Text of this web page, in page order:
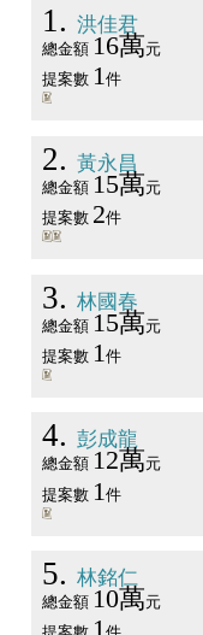
1 洪佳君
總金額 16萬元
提案數 1 件
2 黃永昌
總金額 15萬元
提案數 2件
3 林國春
總金額 15萬元
提案數 1 件
4 彭成龍
總金額 12萬元
提案數 1 件
5 林銘仁
總金額 10萬元
1